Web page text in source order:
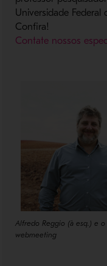
Universidade Federal
Confira!
Contate nossos
Alfredo Reggio (à esq.) e
webmeeting